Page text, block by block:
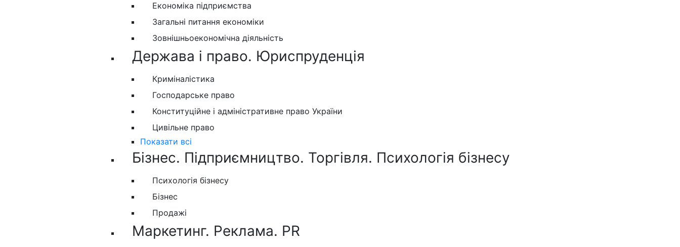
Економіка підприємства
Загальні питання економіки
Зовнішньоекономічна діяльність
Держава і право. Юриспруденція
Криміналістика
Господарське право
Конституційне і адміністративне право України
Цивільне право
Показати всі
Бізнес. Підприємництво. Торгівля. Психологія бізнесу
Психологія бізнесу
Бізнес
Продажі
Маркетинг. Реклама. PR